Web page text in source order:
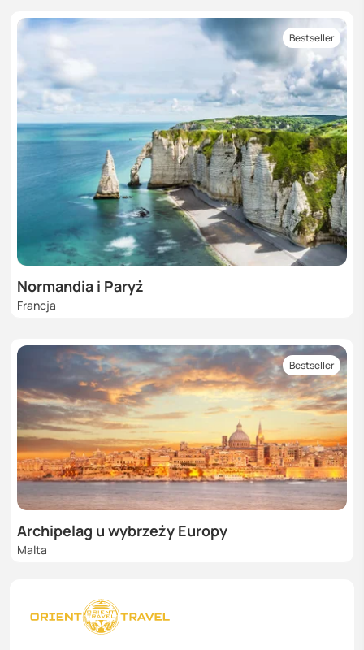
Bestseller
Normandia i Paryż
Francja
Bestseller
Archipelag u wybrzeży Europy
Malta